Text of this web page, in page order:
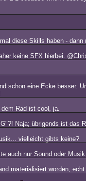
diese Skills haben - dann
keine SFX hierbei.
schon eine Ecke besser.
Rad ist cool, ja.
Naja; übrigends ist das
vielleicht gibts keine?
auch nur Sound oder
materialisiert worden,